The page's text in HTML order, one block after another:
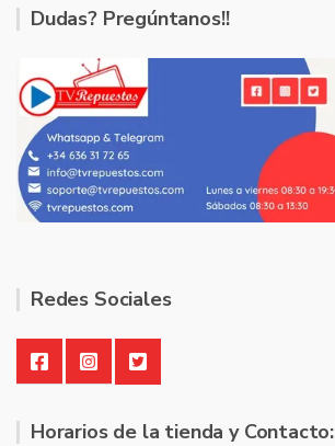
Dudas? Pregúntanos!!
Redes Sociales
Horarios de la tienda y Contacto: